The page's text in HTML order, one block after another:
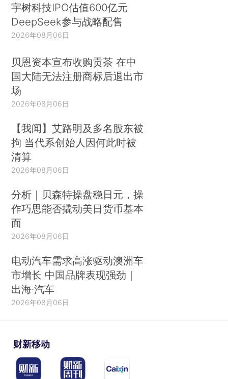
宇树科技IPO估值600亿元
DeepSeek参与战略配售
2026年08月06日
贝恩资本宣布收购贡茶 在中
国大陆无法注册商标后退出市
场
2026年08月06日
【我闻】艾路明及多名股东被
拘 当代系创始人因何此时被
清算
2026年08月06日
分析｜贝森特操盘稳日元，操
作巧思能否撬动美日货币基本
面
2026年08月06日
电动汽车需求高涨驱动澳洲车
市增长 中国品牌表现强劲｜
出海·汽车
2026年08月06日
财新移动